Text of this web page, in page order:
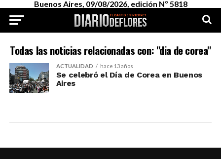
Buenos Aires, 09/08/2026, edición Nº 5818
Todas las noticias relacionadas con: "dia de corea"
ACTUALIDAD hace 13 años
Se celebró el Día de Corea en Buenos
Aires